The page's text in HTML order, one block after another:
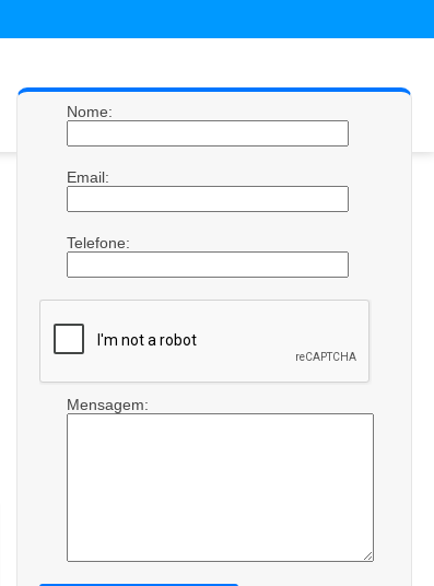
Nome:
Email:
Telefone:
Mensagem: